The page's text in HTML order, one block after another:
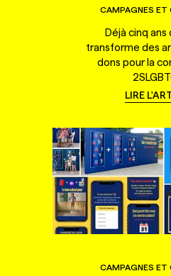
CAMPAGNES ET
Déjà cinq ans
transforme des
dons pour la
LIRE
CAMPAGNES ET